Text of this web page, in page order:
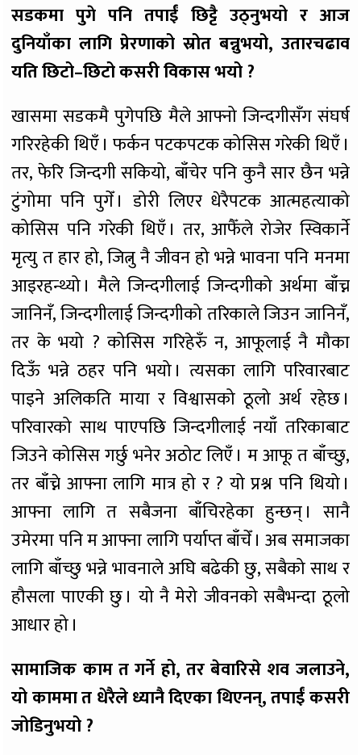
सडकमा पुगे पनि तपाईं छिट्टै उठ्नुभयो र आज
दुनियाँका लागि प्रेरणाको स्रोत बन्नुभयो, उतारचढाव
यति छिटो–छिटो कसरी विकास भयो ?
खासमा सडकमै पुगेपछि मैले आफ्नो जिन्दगीसँग संघर्ष
गरिरहेकी थिएँ । फर्कन पटकपटक कोसिस गरेकी थिएँ ।
तर, फेरि जिन्दगी सकियो, बाँचेर पनि कुनै सार छैन भन्ने
टुंगोमा पनि पुगेँ । डोरी लिएर धेरैपटक आत्महत्याको
कोसिस पनि गरेकी थिएँ । तर, आफैँले रोजेर स्विकार्ने
मृत्यु त हार हो, जित्नु नै जीवन हो भन्ने भावना पनि मनमा
आइरहन्थ्यो । मैले जिन्दगीलाई जिन्दगीको अर्थमा बाँच्न
जानिनँ, जिन्दगीलाई जिन्दगीको तरिकाले जिउन जानिनँ,
तर के भयो ? कोसिस गरिहेरुँ न, आफूलाई नै मौका
दिऊँ भन्ने ठहर पनि भयो । त्यसका लागि परिवारबाट
पाइने अलिकति माया र विश्वासको ठूलो अर्थ रहेछ ।
परिवारको साथ पाएपछि जिन्दगीलाई नयाँ तरिकाबाट
जिउने कोसिस गर्छु भनेर अठोट लिएँ । म आफू त बाँच्छु,
तर बाँच्ने आफ्ना लागि मात्र हो र ? यो प्रश्न पनि थियो ।
आफ्ना लागि त सबैजना बाँचिरहेका हुन्छन् । सानै
उमेरमा पनि म आफ्ना लागि पर्याप्त बाँचेँ । अब समाजका
लागि बाँच्छु भन्ने भावनाले अघि बढेकी छु, सबैको साथ र
हौसला पाएकी छु । यो नै मेरो जीवनको सबैभन्दा ठूलो
आधार हो ।
सामाजिक काम त गर्ने हो, तर बेवारिसे शव जलाउने,
यो काममा त धेरैले ध्यानै दिएका थिएनन्, तपाईं कसरी
जोडिनुभयो ?